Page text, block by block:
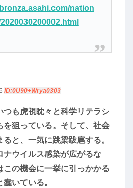
nation
ID:0U90+Wrya0303
つも虎視眈々と科学リテラシ
を狙っている。そして、社会
と、一気に跳梁跋扈する。
ナウイルス感染が広がるな
この機会に一挙に引っかかる
いている。